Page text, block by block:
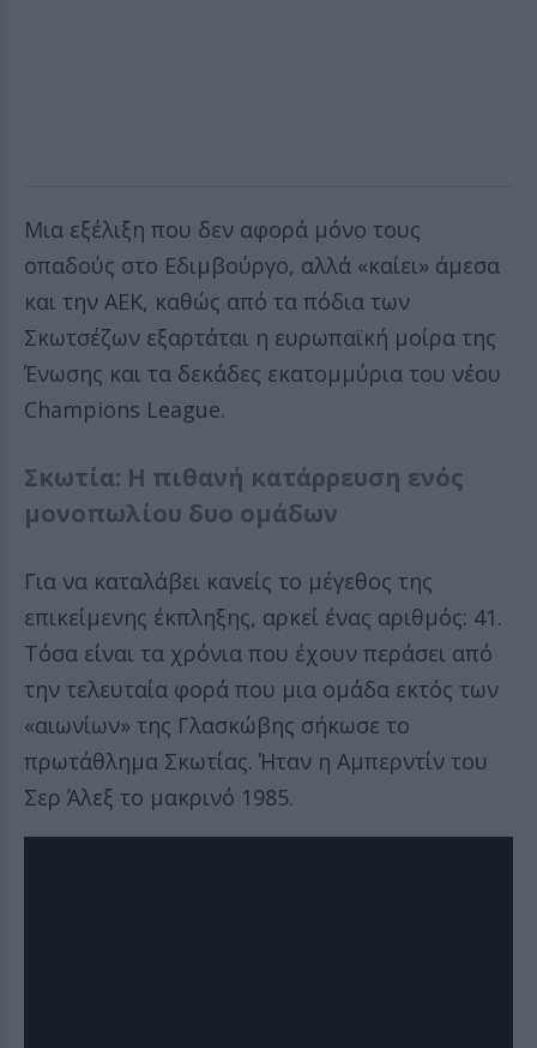
Μια εξέλιξη που δεν αφορά μόνο τους
οπαδούς στο Εδιμβούργο, αλλά «καίει» άμεσα
και την ΑΕΚ, καθώς από τα πόδια των
Σκωτσέζων εξαρτάται η ευρωπαϊκή μοίρα της
Ένωσης και τα δεκάδες εκατομμύρια του νέου
Champions League.
Σκωτία: Η πιθανή κατάρρευση ενός
μονοπωλίου δυο ομάδων
Για να καταλάβει κανείς το μέγεθος της
επικείμενης έκπληξης, αρκεί ένας αριθμός: 41.
Τόσα είναι τα χρόνια που έχουν περάσει από
την τελευταία φορά που μια ομάδα εκτός των
«αιωνίων» της Γλασκώβης σήκωσε το
πρωτάθλημα Σκωτίας. Ήταν η Αμπερντίν του
Σερ Άλεξ το μακρινό 1985.